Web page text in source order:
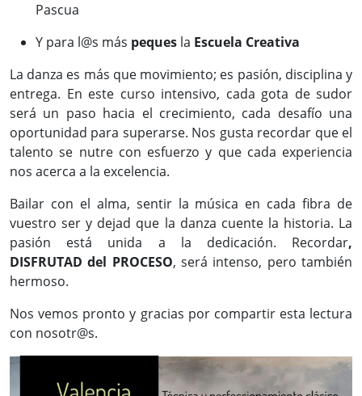
Pascua
Y para l@s más peques la Escuela Creativa
La danza es más que movimiento; es pasión, disciplina y
entrega. En este curso intensivo, cada gota de sudor
será un paso hacia el crecimiento, cada desafío una
oportunidad para superarse. Nos gusta recordar que el
talento se nutre con esfuerzo y que cada experiencia
nos acerca a la excelencia.
Bailar con el alma, sentir la música en cada fibra de
vuestro ser y dejad que la danza cuente la historia. La
pasión está unida a la dedicación. Recordar,
DISFRUTAD del PROCESO, será intenso, pero también
hermoso.
Nos vemos pronto y gracias por compartir esta lectura
con nosotr@s.